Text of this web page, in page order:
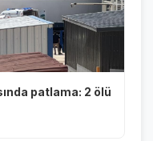
patlama: 2 ölü